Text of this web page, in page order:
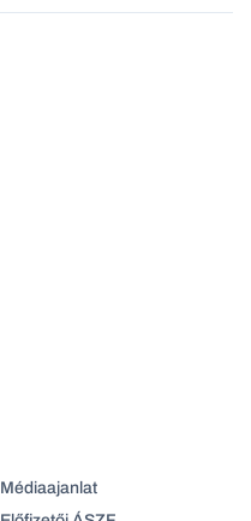
Médiaajanlat